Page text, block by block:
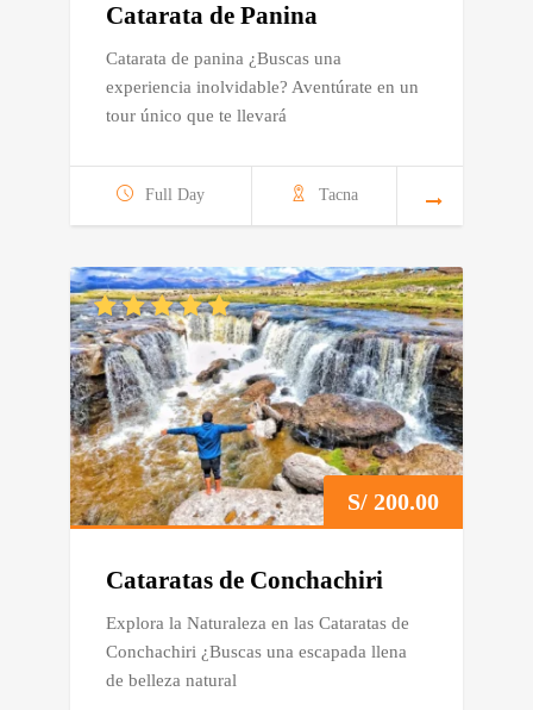
Catarata de Panina
Catarata de panina ¿Buscas una
experiencia inolvidable? Aventúrate en un
tour único que te llevará
Full Day Tacna
S/ 200.00
Cataratas de Conchachiri
Explora la Naturaleza en las Cataratas de
Conchachiri ¿Buscas una escapada llena
de belleza natural